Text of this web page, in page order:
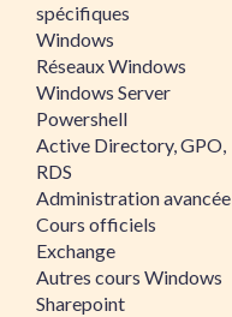
spécifiques
Windows
Réseaux Windows
Windows Server
Powershell
Active Directory, GPO,
RDS
Administration avancée
Cours officiels
Exchange
Autres cours Windows
Sharepoint